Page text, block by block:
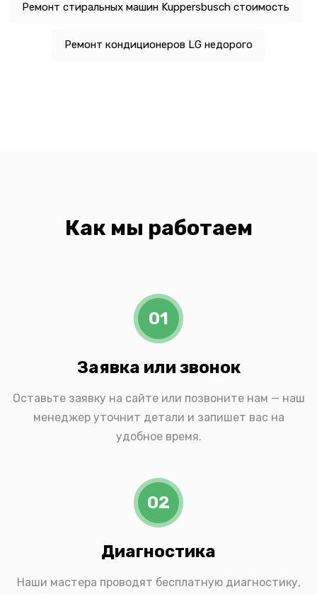
Ремонт стиральных машин Kuppersbusch стоимость
Ремонт кондиционеров LG недорого
Как мы работаем
01
Заявка или звонок
Оставьте заявку на сайте или позвоните нам — наш
менеджер уточнит детали и запишет вас на
удобное время.
02
Диагностика
Наши мастера проводят бесплатную диагностику,